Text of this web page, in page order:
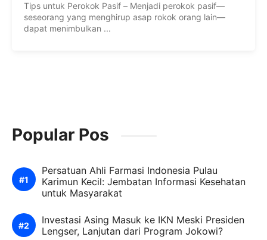
Tips untuk Perokok Pasif – Menjadi perokok pasif—
seseorang yang menghirup asap rokok orang lain—
dapat menimbulkan ...
Popular Pos
Persatuan Ahli Farmasi Indonesia Pulau
Karimun Kecil: Jembatan Informasi Kesehatan
untuk Masyarakat
Investasi Asing Masuk ke IKN Meski Presiden
Lengser, Lanjutan dari Program Jokowi?